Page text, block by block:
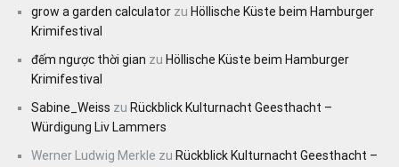
grow a garden calculator zu Höllische Küste beim Hamburger
Krimifestival
đếm ngược thời gian zu Höllische Küste beim Hamburger
Krimifestival
Sabine_Weiss zu Rückblick Kulturnacht Geesthacht –
Würdigung Liv Lammers
Werner Ludwig Merkle zu Rückblick Kulturnacht Geesthacht –